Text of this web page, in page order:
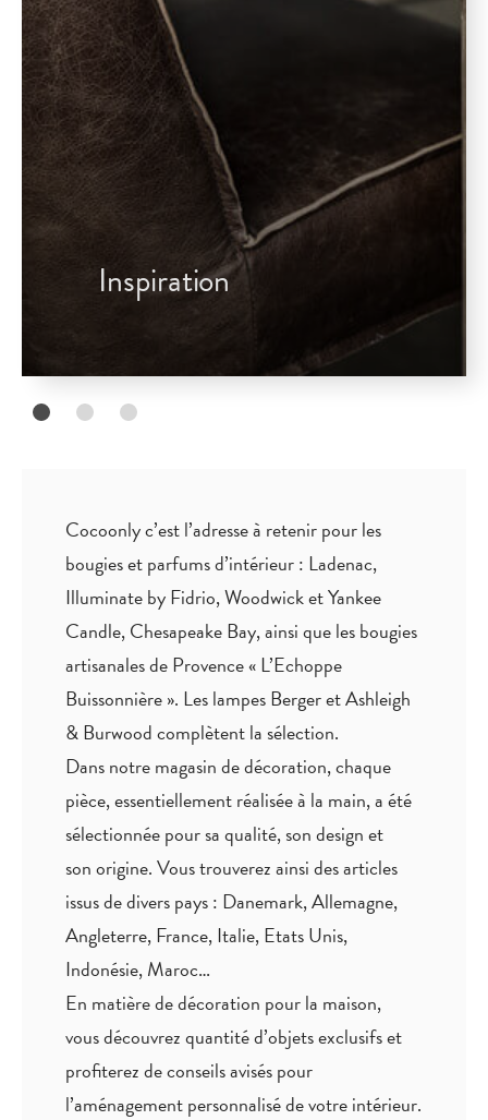
Inspiration
Cocoonly c’est l’adresse à retenir pour les
bougies et parfums d’intérieur : Ladenac,
Illuminate by Fidrio, Woodwick et Yankee
Candle, Chesapeake Bay, ainsi que les bougies
artisanales de Provence « L’Echoppe
Buissonnière ». Les lampes Berger et Ashleigh
& Burwood complètent la sélection.
Dans notre magasin de décoration, chaque
pièce,essentiellement réalisée à la main, a été
sélectionnée pour sa qualité, son design et
son origine. Vous trouverez ainsi des articles
issus de divers pays : Danemark, Allemagne,
Angleterre, France, Italie, Etats Unis,
Indonésie, Maroc…
En matière de décoration pour la maison,
vous découvrez quantitéd’objets exclusifset
profiterez deconseils aviséspour
l’aménagement personnalisé de votre intérieur.